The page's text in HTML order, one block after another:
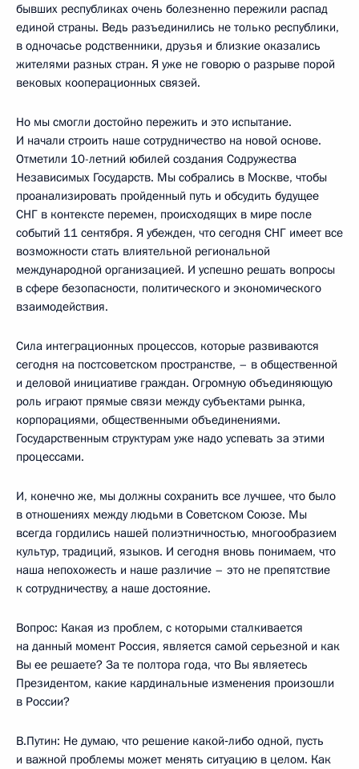
бывших республиках очень болезненно пережили распад
единой страны. Ведь разъединились не только республики,
в одночасье родственники, друзья и близкие оказались
жителями разных стран. Я уже не говорю о разрыве порой
вековых кооперационных связей.
Но мы смогли достойно пережить и это испытание.
И начали строить наше сотрудничество на новой основе.
Отметили 10-летний юбилей создания Содружества
Независимых Государств. Мы собрались в Москве, чтобы
проанализировать пройденный путь и обсудить будущее
СНГ в контексте перемен, происходящих в мире после
событий 11 сентября. Я убежден, что сегодня СНГ имеет все
возможности стать влиятельной региональной
международной организацией. И успешно решать вопросы
в сфере безопасности, политического и экономического
взаимодействия.
Сила интеграционных процессов, которые развиваются
сегодня на постсоветском пространстве, – в общественной
и деловой инициативе граждан. Огромную объединяющую
роль играют прямые связи между субъектами рынка,
корпорациями, общественными объединениями.
Государственным структурам уже надо успевать за этими
процессами.
И, конечно же, мы должны сохранить все лучшее, что было
в отношениях между людьми в Советском Союзе. Мы
всегда гордились нашей полиэтничностью, многообразием
культур, традиций, языков. И сегодня вновь понимаем, что
наша непохожесть и наше различие – это не препятствие
к сотрудничеству, а наше достояние.
Вопрос: Какая из проблем, с которыми сталкивается
на данный момент Россия, является самой серьезной и как
Вы ее решаете? За те полтора года, что Вы являетесь
Президентом, какие кардинальные изменения произошли
в России?
В.Путин: Не думаю, что решение какой‑либо одной, пусть
и важной проблемы может менять ситуацию в целом. Как